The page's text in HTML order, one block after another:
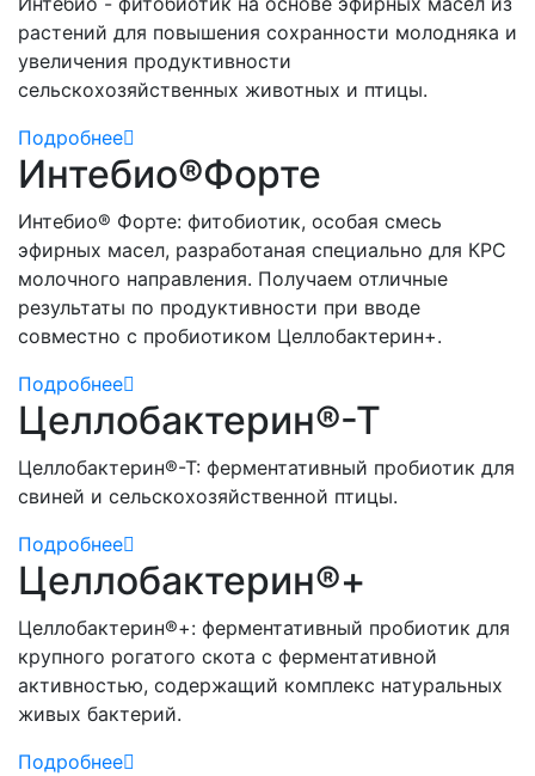
растений для повышения сохранности молодняка и
увеличения продуктивности
сельскохозяйственных животных и птицы.
Подробнее
Интебио®Форте
Интебио® Форте: фитобиотик, особая смесь
эфирных масел, разработаная специально для КРС
молочного направления. Получаем отличные
результаты по продуктивности при вводе
совместно с пробиотиком Целлобактерин+.
Подробнее
Целлобактерин®-Т
Целлобактерин®-Т: ферментативный пробиотик для
свиней и сельскохозяйственной птицы.
Подробнее
Целлобактерин®+
Целлобактерин®+: ферментативный пробиотик для
крупного рогатого скота с ферментативной
активностью, содержащий комплекс натуральных
живых бактерий.
Подробнее